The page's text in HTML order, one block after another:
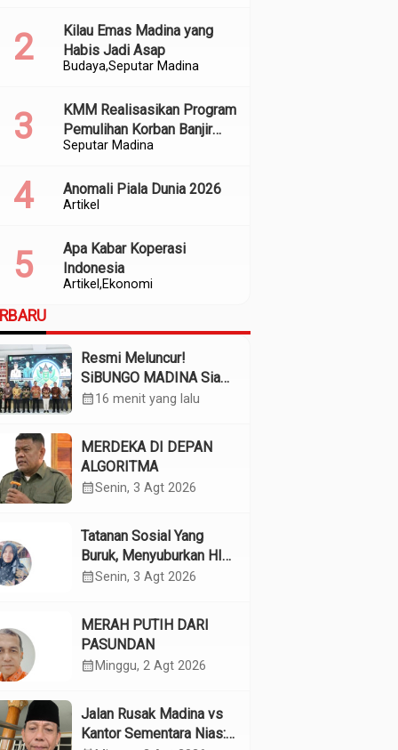
BudayaSeputar Madina
Kilau Emas Madina yang
Habis Jadi Asap
Seputar Madina
KMM Realisasikan Program
Pemulihan Korban Banjir
dan Longsor di Kabupaten
Artikel
Anomali Piala Dunia 2026
Artikel Ekonomi
Apa Kabar Koperasi
Indonesia
Resmi Meluncur!
SiBUNGO MADINA Siap
Optimalkan Pendapatan
calendar_month16 menit yang lalu
MERDEKA DI DEPAN
ALGORITMA
calendar_monthSenin, 3 Agt 2026
Tatanan Sosial Yang
Buruk, Menyuburkan HIV
Pada Remaja
calendar_monthSenin, 3 Agt 2026
MERAH PUTIH DARI
PASUNDAN
calendar_month Minggu, 2 Agt 2026
Jalan Rusak Madina vs
Kantor Sementara Nias: